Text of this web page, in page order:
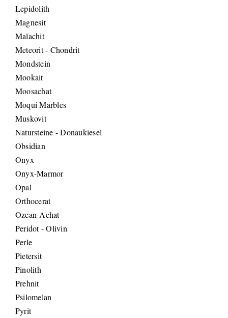
Lepidolith
Magnesit
Malachit
Meteorit - Chondrit
Mondstein
Mookait
Moosachat
Moqui Marbles
Muskovit
Natursteine - Donaukiesel
Obsidian
Onyx
Onyx-Marmor
Opal
Orthocerat
Ozean-Achat
Peridot - Olivin
Perle
Pietersit
Pinolith
Prehnit
Psilomelan
Pyrit